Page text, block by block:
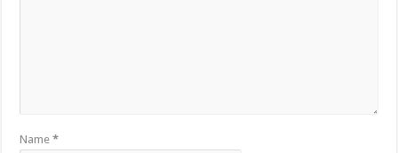
Name*